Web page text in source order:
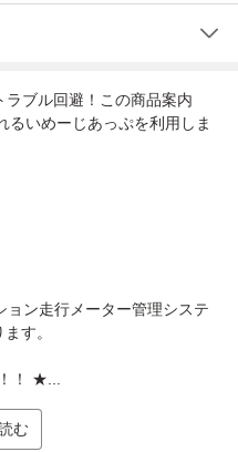
ブル回避！この商品案内
るいめーじあっぷを利用しま
ョン走行メーター管理システ
す。
！ ★...
む